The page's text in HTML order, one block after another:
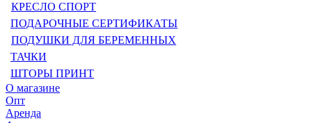
КРЕСЛО СПОРТ
ПОДАРОЧНЫЕ СЕРТИФИКАТЫ
ПОДУШКИ ДЛЯ БЕРЕМЕННЫХ
ТАЧКИ
ШТОРЫ ПРИНТ
О магазине
Опт
Аренда